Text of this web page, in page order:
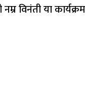
विनंती या